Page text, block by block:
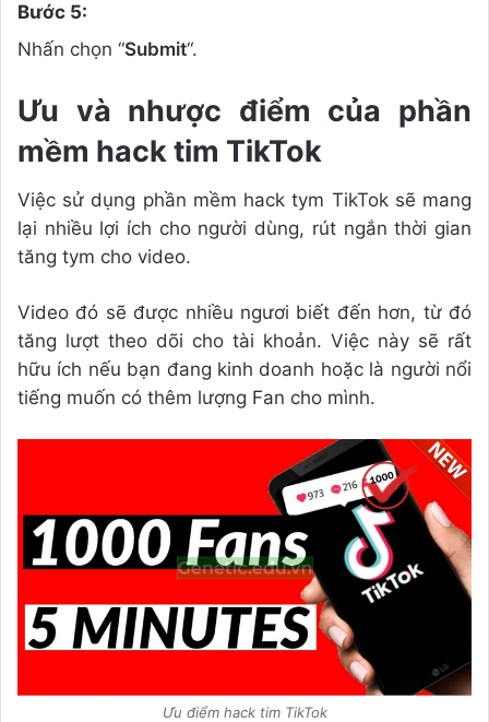
Bước 5:
Nhấn chọn “Submit“.
Ưu và nhược điểm của phần
mềm hack tim TikTok
Việc sử dụng phần mềm hack tym TikTok sẽ mang
lại nhiều lợi ích cho người dùng, rút ngắn thời gian
tăng tym cho video.
Video đó sẽ được nhiều ngươi biết đến hơn, từ đó
tăng lượt theo dõi cho tài khoản. Việc này sẽ rất
hữu ích nếu bạn đang kinh doanh hoặc là người nổi
tiếng muốn có thêm lượng Fan cho mình.
Ưu điểm hack tim TikTok